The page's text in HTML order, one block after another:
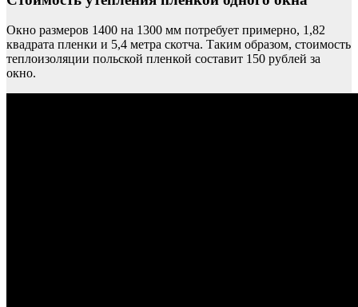
Окно размеров 1400 на 1300 мм потребует примерно, 1,82
квадрата пленки и 5,4 метра скотча. Таким образом, стоимость
теплоизоляции польской пленкой составит 150 рублей за
окно.